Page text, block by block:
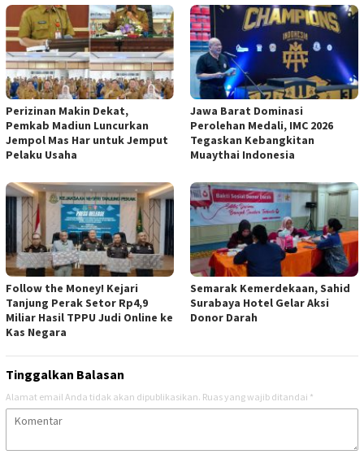
Perizinan Makin Dekat,
Pemkab Madiun Luncurkan
Jempol Mas Har untuk Jemput
Pelaku Usaha
Jawa Barat Dominasi
Perolehan Medali, IMC 2026
Tegaskan Kebangkitan
Muaythai Indonesia
Follow the Money! Kejari
Tanjung Perak Setor Rp4,9
Miliar Hasil TPPU Judi Online ke
Kas Negara
Semarak Kemerdekaan, Sahid
Surabaya Hotel Gelar Aksi
Donor Darah
Tinggalkan Balasan
Alamat email Anda tidak akan dipublikasikan. Ruas yang wajib ditandai *